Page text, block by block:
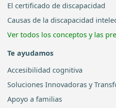
El certificado de discapacidad
Causas de la discapacidad
Ver todos los conceptos y las
Te ayudamos
Accesibilidad cognitiva
Soluciones Innovadoras y
Apoyo a familias